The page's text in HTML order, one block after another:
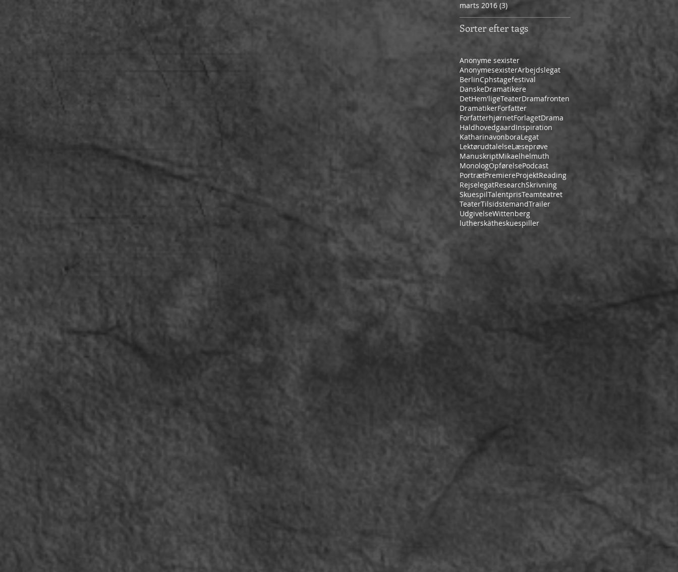
marts 2016 (3) 3 indlæg
Sorter efter tags
Anonyme sexister
AnonymesexisterArbejdslegat
BerlinCphstagefestival
DanskeDramatikere
DetHem'ligeTeaterDramafronten
DramatikerForfatter
ForfatterhjørnetForlagetDrama
HaldhovedgaardInspiration
KatharinavonboraLegat
LektørudtalelseLæseprøve
ManuskriptMikaelhelmuth
MonologOpførelsePodcast
PortrætPremiereProjektReading
RejselegatResearchSkrivning
SkuespilTalentprisTeamteatret
TeaterTilsidstemandTrailer
UdgivelseWittenberg
lutherskätheskuespiller